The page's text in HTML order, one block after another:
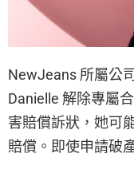
NewJeans 所屬公
Danielle 解除專屬
害賠償訴狀，她可
賠償。即使申請破